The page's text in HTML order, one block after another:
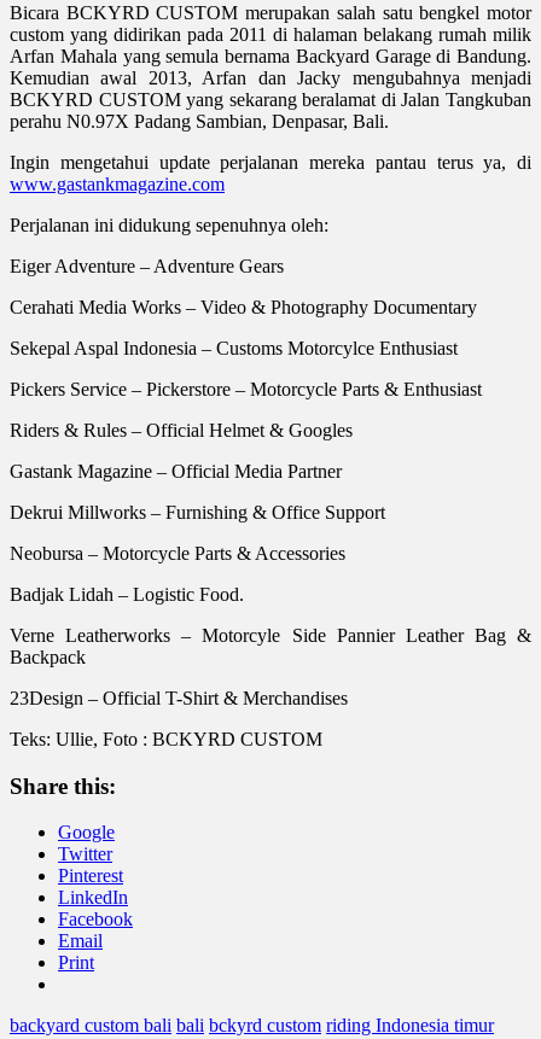
Bicara BCKYRD CUSTOM merupakan salah satu bengkel motor
custom yang didirikan pada 2011 di halaman belakang rumah milik
Arfan Mahala yang semula bernama Backyard Garage di Bandung.
Kemudian awal 2013, Arfan dan Jacky mengubahnya menjadi
BCKYRD CUSTOM yang sekarang beralamat di Jalan Tangkuban
perahu N0.97X Padang Sambian, Denpasar, Bali.
Ingin mengetahui update perjalanan mereka pantau terus ya, di
www.gastankmagazine.com
Perjalanan ini didukung sepenuhnya oleh:
Eiger Adventure – Adventure Gears
Cerahati Media Works – Video & Photography Documentary
Sekepal Aspal Indonesia – Customs Motorcylce Enthusiast
Pickers Service – Pickerstore – Motorcycle Parts & Enthusiast
Riders & Rules – Official Helmet & Googles
Gastank Magazine – Official Media Partner
Dekrui Millworks – Furnishing & Office Support
Neobursa – Motorcycle Parts & Accessories
Badjak Lidah – Logistic Food.
Verne Leatherworks – Motorcyle Side Pannier Leather Bag &
Backpack
23Design – Official T-Shirt & Merchandises
Teks: Ullie, Foto : BCKYRD CUSTOM
Share this:
Google
Twitter
Pinterest
LinkedIn
Facebook
Email
Print
backyard custom bali bali bckyrd custom riding Indonesia timur